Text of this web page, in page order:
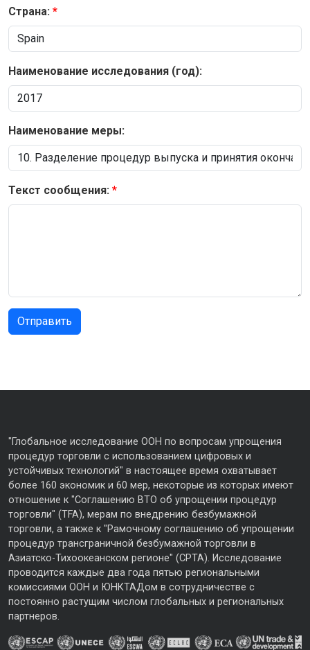
Страна:
Наименование исследования (год):
Наименование меры:
Текст сообщения:
"Глобальное исследование ООН по вопросам упрощения
процедур торговли с использованием цифровых и
устойчивых технологий" в настоящее время охватывает
более 160 экономик и 60 мер, некоторые из которых имеют
отношение к "Соглашению ВТО об упрощении процедур
торговли" (TFA), мерам по внедрению безбумажной
торговли, а также к "Рамочному соглашению об упрощении
процедур трансграничной безбумажной торговли в
Азиатско-Тихоокеанском регионе" (CPTA). Исследование
проводится каждые два года пятью региональными
комиссиями ООН и ЮНКТАДом в сотрудничестве с
постоянно растущим числом глобальных и региональных
партнеров.